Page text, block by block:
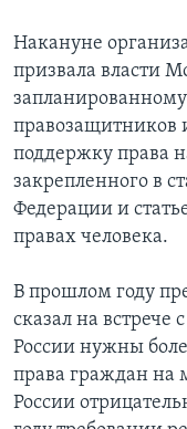
Накануне
призвала власти
правозащитников
поддержку права
закрепленного в
Федерации и
правах человека.
В прошлом году
сказал на встрече
России нужны
права граждан на
России